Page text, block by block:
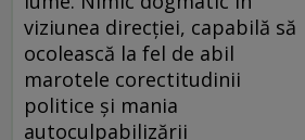
viziunea direcţiei, capabilă să
ocolească la fel de abil
marotele corectitudinii
politice şi mania
autoculpabilizării